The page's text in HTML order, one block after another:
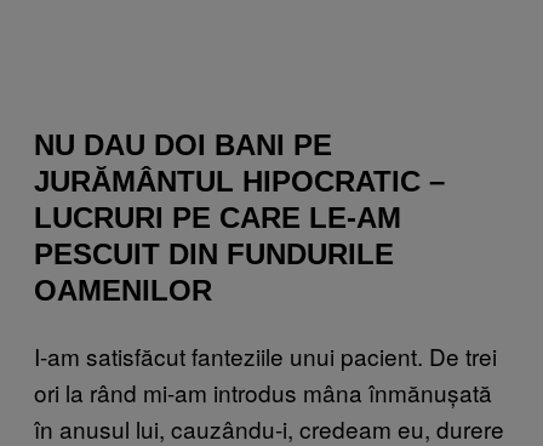
NU DAU DOI BANI PE
JURĂMÂNTUL HIPOCRATIC –
LUCRURI PE CARE LE-AM
PESCUIT DIN FUNDURILE
OAMENILOR
I-am satisfăcut fanteziile unui pacient. De trei
ori la rând mi-am introdus mâna înmănușată
în anusul lui, cauzându-i, credeam eu, durere